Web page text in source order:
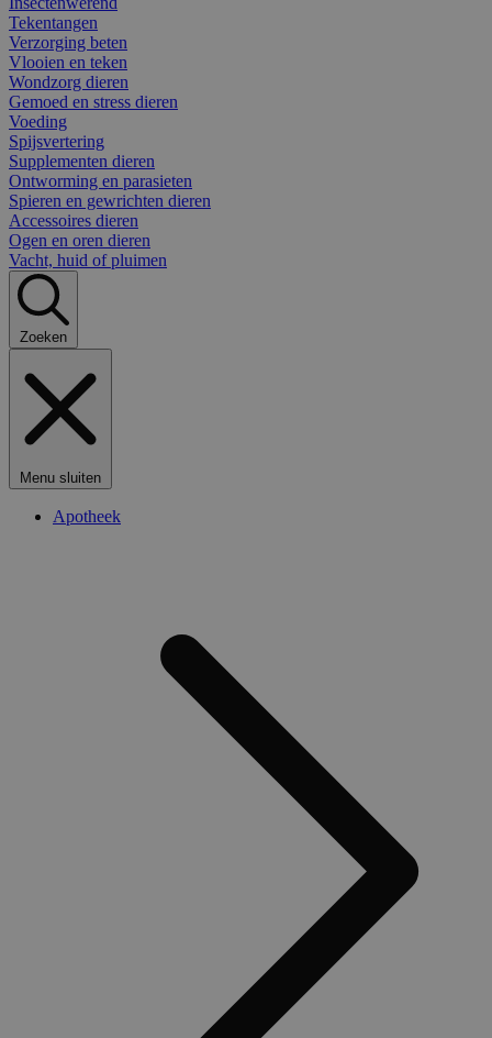
Tekentangen
Verzorging beten
Vlooien en teken
Wondzorg dieren
Gemoed en stress dieren
Voeding
Spijsvertering
Supplementen dieren
Ontworming en parasieten
Spieren en gewrichten dieren
Accessoires dieren
Ogen en oren dieren
Vacht, huid of pluimen
Zoeken
Menu sluiten
Apotheek